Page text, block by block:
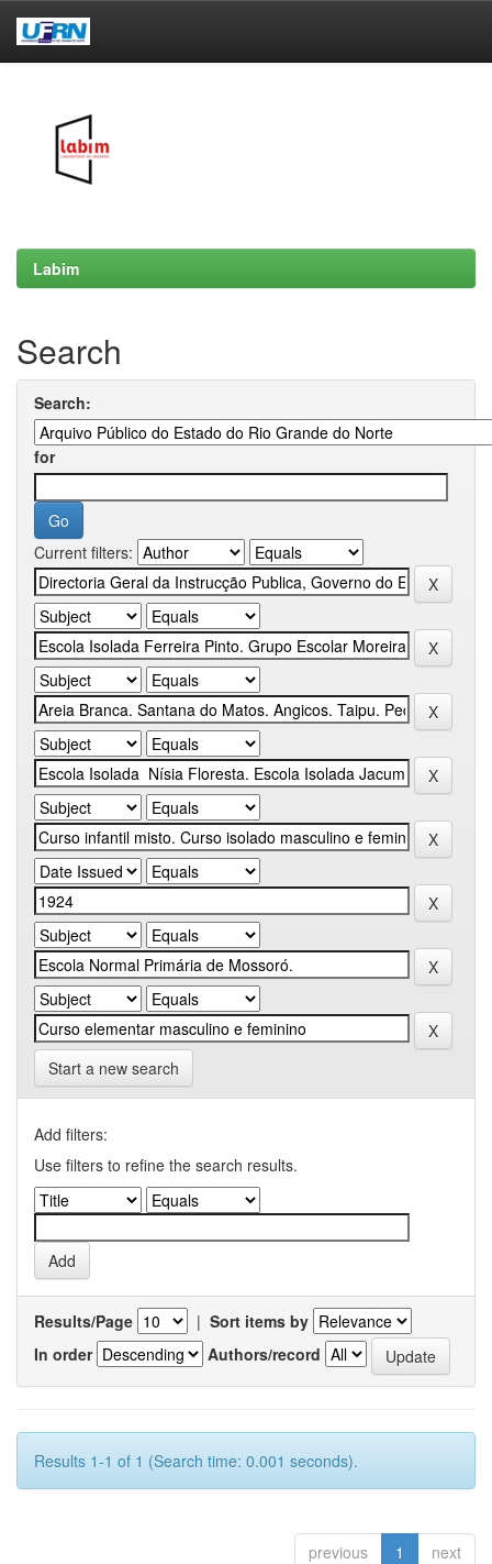
Labim
Search
Search:
for
Current filters:
Start a new search
Add filters:
Use filters to refine the search results.
Results/Page | Sort items by
In order
Authors/record
Results 1-1 of 1 (Search time: 0.001 seconds).
previous 1 next